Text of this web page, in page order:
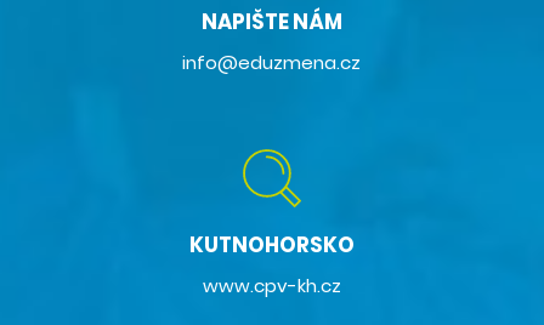
NAPIŠTE NÁM
info@eduzmena.cz
KUTNOHORSKO
www.cpv-kh.cz